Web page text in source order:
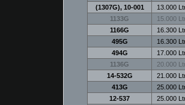
(1307G), 10-001
13.000
1133G
15.000
1166G
16.300
495G
16.300
494G
17.000
1136G
20.000
14-532G
21.000
413G
25.000
12-537
25.000